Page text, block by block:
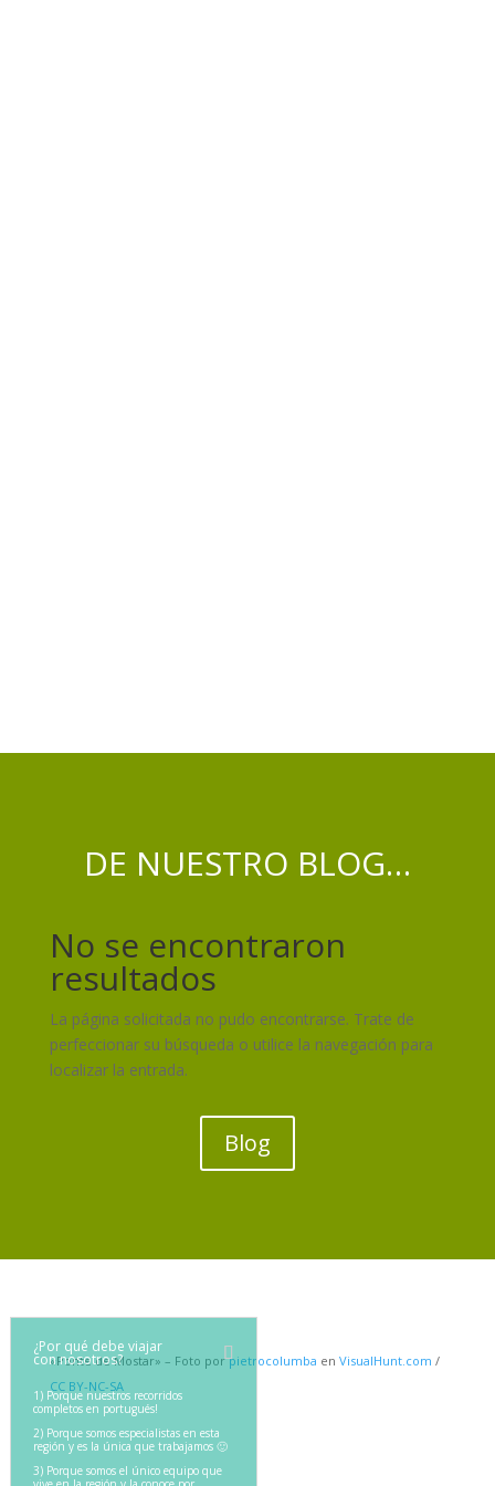
¿Por qué debe viajar
con nosotros?
1) Porque nuestros recorridos
completos en portugués!
2) Porque somos especialistas en esta
región y es la única que trabajamos 🙂
3) Porque somos el único equipo que
DE NUESTRO BLOG…
No se encontraron
resultados
La página solicitada no pudo encontrarse. Trate de
perfeccionar su búsqueda o utilice la navegación para
localizar la entrada.
Blog
«Ponte de Mostar» – Foto porpietrocolumba en VisualHunt.com /
CC BY-NC-SA